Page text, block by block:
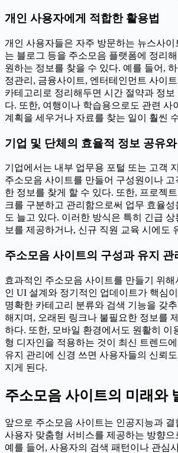
개인 사용자에게 적합한 활용법
개인 사용자들은 자주 방문하는 뉴스사이
는 블로그 등을 주소모음 플랫폼에 정리
원하는 정보를 찾을 수 있다. 예를 들어,
정관리, 금융사이트, 엔터테인먼트 사이
카테고리로 정리해두면 시간 절약과 정보
다. 또한, 여행이나 학습용으로도 관련 사
계획을 세우거나 자료를 찾는 일이 훨씬
기업 및 단체의 효율적 정보 공유와
기업에서는 내부 업무용 포털 또는 고객
주소모음 사이트를 만들어 구성원이나
한 정보를 찾게 할 수 있다. 또한, 프로젝
크를 구분하고 관리함으로써 업무 효율성
도 늘고 있다. 이러한 방식은 특히 긴급
보를 제공하거나, 신규 직원 교육 시에도
주소모음 사이트의 구성과 유지 관
효과적인 주소모음 사이트를 만들기 위
인 UI 설계와 정기적인 업데이트가 핵심
명확한 카테고리 분류와 검색 기능을 갖
해지며, 오래된 링크나 불필요한 정보를
하다. 또한, 모바일 환경에서도 원활히 이
형 디자인을 적용하는 것이 최신 트렌드
유지 관리에 신경 쓰면 사용자들의 신뢰
지게 된다.
주소모음 사이트의 미래와
앞으로 주소모음 사이트는 인공지능과
사용자 맞춤형 서비스를 제공하는 방향으
예를 들어, 사용자의 검색 패턴이나 관심